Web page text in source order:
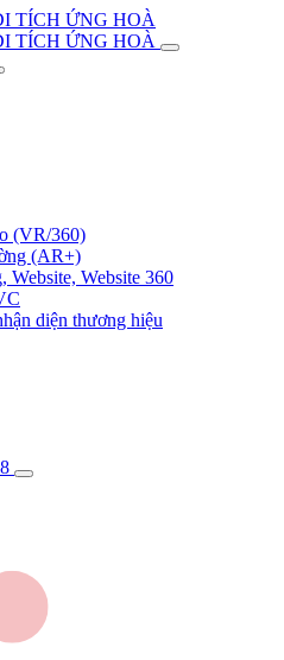
(VR/360)
(AR+)
Website, Website 360
diện thương hiệu